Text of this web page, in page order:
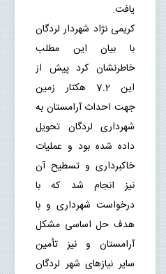
یافت.
کریمی نژاد شهردار لردگان
با بیان این مطلب
خاطرنشان کرد پیش از
این 7.2 هکتار زمین
جهت احداث آرامستان به
شهرداری لردگان تحویل
خاکبرداری و تسطیح آن
نیز انجام شد که با
درخواست شهرداری و با
هدف حل اساسی مشکل
آرامستان و نیز تأمین
سایر نیازهای شهر لردگان